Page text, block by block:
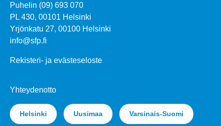
Puhelin (09) 693 070
PL 430, 00101 Helsinki
Yrjönkatu 27, 00100 Helsinki
info@sfp.fi
Rekisteri- ja evästeseloste
Yhteydenotto
Helsinki Uusimaa Varsinais-Suomi